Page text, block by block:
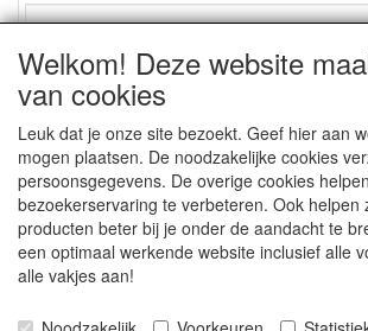
Registreren
Wachtwoord vergeten?
SOCIALE MEDIA
Welkom! Deze website
van cookies
Leuk dat je onze site bezoekt. Geef hier aan
mogen plaatsen. De noodzakelijke cookies
persoonsgegevens. De overige cookies
bezoekerservaring te verbeteren. Ook helpen
producten beter bij je onder de aandacht te
een optimaal werkende website inclusief alle
alle vakjes aan!